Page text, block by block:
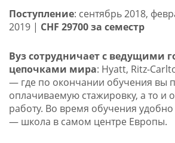
Поступление: сентябрь 2018,
2019 | CHF 29700 за семестр
Вуз сотрудничает с ведущими
цепочками мира: Hyatt, Ritz-
— где по окончании обучения вы
оплачиваемую стажировку, а то и
работу. Во время обучения удобно
— школа в самом центре Европы.